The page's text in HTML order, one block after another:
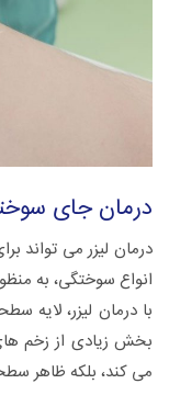
درمان جای
درمان لیزر می تواند
انواع سوختگی، به
با درمان لیزر، لایه
بخش زیادی از زخم
می کند، بلکه ظاهر